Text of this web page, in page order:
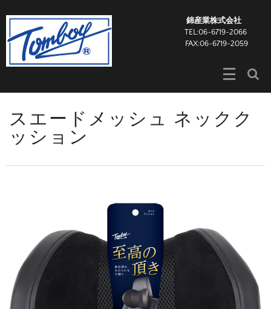
錦産業株式会社
TEL:06-6719-2066
FAX:06-6719-2059
スエードメッシュ ネックク
ッション